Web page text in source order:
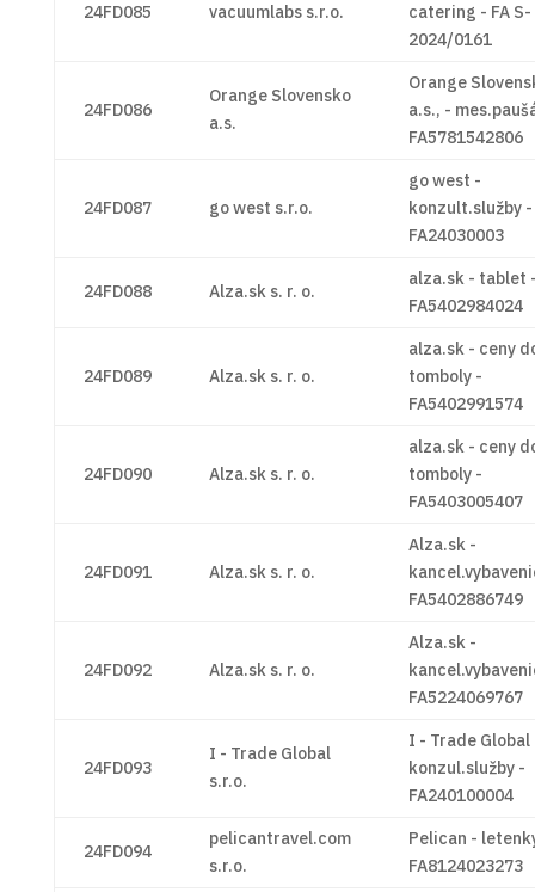
24FD085 vacuumlabs s.r.o.
catering - FA S-
2024/0161
24FD086
Orange Slovensko
a.s.
Orange
a.s., -
FA5781542806
24FD087 go west s.r.o.
go west -
konzult.služby -
FA24030003
24FD088 Alza.sk s. r. o.
alza.sk - tablet
FA5402984024
24FD089 Alza.sk s. r. o.
alza.sk - ceny
tomboly -
FA5402991574
24FD090 Alza.sk s. r. o.
alza.sk - ceny
tomboly -
FA5403005407
24FD091 Alza.sk s. r. o.
Alza.sk -
FA5402886749
24FD092 Alza.sk s. r. o.
Alza.sk -
FA5224069767
24FD093
I - Trade Global
s.r.o.
I - Trade Global
konzul.služby -
FA240100004
24FD094
pelicantravel.com
s.r.o.
Pelican -
FA8124023273